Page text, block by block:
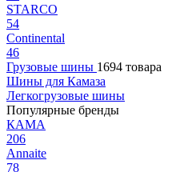
STARCO
54
Continental
46
Грузовые шины 1694 товара
Шины для Камаза
Легкогрузовые шины
Популярные бренды
КАМА
206
Annaite
78